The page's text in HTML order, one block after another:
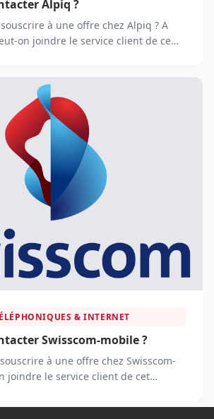
Alpiq ?
à une offre chez Alpiq ? A
on joindre le service client de ce
& INTERNET
Swisscom-mobile ?
à une offre chez Swisscom-